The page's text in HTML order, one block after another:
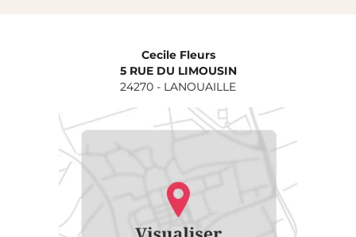
Cecile Fleurs
5 RUE DU LIMOUSIN
24270 - LANOUAILLE